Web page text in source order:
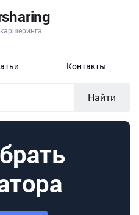
Контакты
Найти